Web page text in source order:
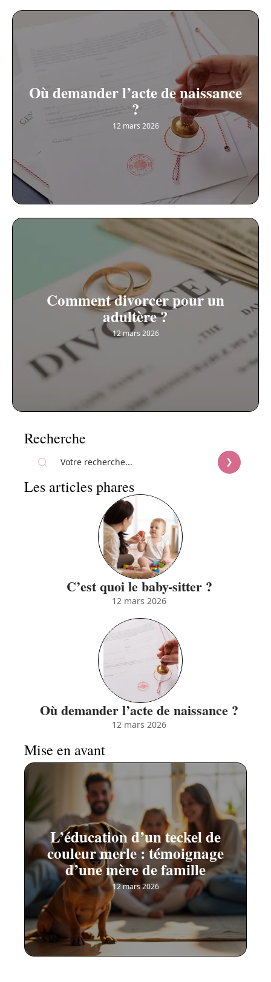
Où demander l’acte de naissance
?
12 mars 2026
Comment divorcer pour un
adultère ?
12 mars 2026
Recherche
Les articles phares
C’est quoi le baby-sitter ?
12 mars 2026
Où demander l’acte de naissance ?
12 mars 2026
Mise en avant
L’éducation d’un teckel de
couleur merle : témoignage
d’une mère de famille
12 mars 2026